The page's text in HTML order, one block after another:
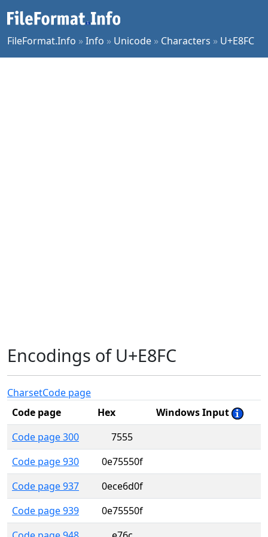
FileFormat.Info »Info » Unicode » Characters » U+E8FC
Encodings of U+E8FC
CharsetCode page
Code page
Hex
Windows Input
Code page 300
7555
Code page 930
0e75550f
Code page 937
0ece6d0f
Code page 939
0e75550f